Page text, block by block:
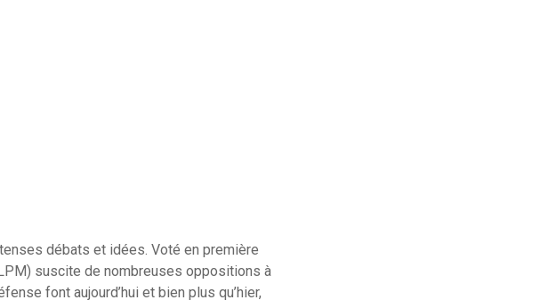
débats et idées. Voté en première
suscite de nombreuses oppositions à
font aujourd’hui et bien plus qu’hier,